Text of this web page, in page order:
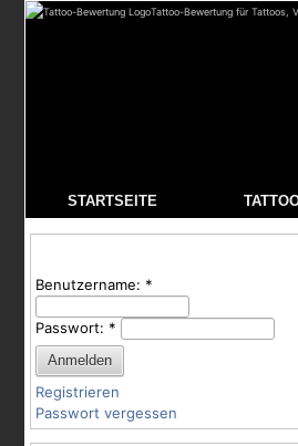
Tattoo-Bewertung für Tattoos,
STARTSEITE
Benutzername: *
Passwort: *
Registrieren
Passwort vergessen